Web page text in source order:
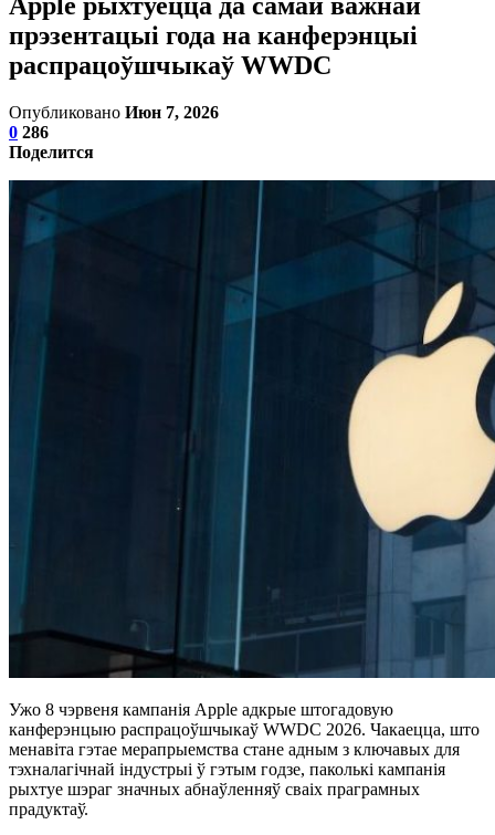
прэзентацыі года на канферэнцыі
распрацоўшчыкаў WWDC
Опубликовано Июн 7, 2026
0 286
Поделится
Ужо 8 чэрвеня кампанія Apple адкрые штогадовую
канферэнцыю распрацоўшчыкаў WWDC 2026. Чакаецца, што
менавіта гэтае мерапрыемства стане адным з ключавых для
тэхналагічнай індустрыі ў гэтым годзе, паколькі кампанія
рыхтуе шэраг значных абнаўленняў сваіх праграмных
прадуктаў.